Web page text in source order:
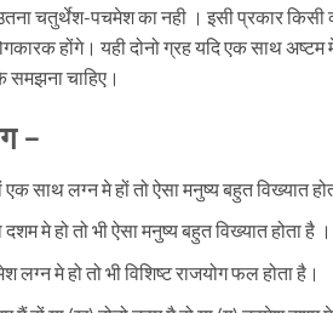
चतुर्थेश-पचमेश का नही । इसी प्रकार
होंगे। यही दोनो ग्रह यदि एक साथ
समझना चाहिए।
–
साथ लग्न मे हों तो ऐसा मनुष्य बहुत विख्यात
मे हो तो भी ऐसा मनुष्य बहुत विख्यात होता है ।
मे हो तो भी विशिष्ट राजयोग फल होता है।